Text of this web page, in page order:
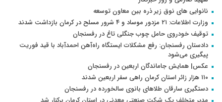
نانوایی های نوق زیر ذره بین معاون توسعه
وزارت اطلاعات: ۲۱ مزدور موساد و ۴ شرور مسلح در کرمان بازداشت شدند
توقیف خودروی حامل چوب جنگلی تاغ در رفسنجان
دادستان رفسنجان: رفع مشکلات ایستگاه راه‌آهن احمدآباد با قید فوریت
پیگیری می‌شود
عکس| همایش جاماندگان اربعین در رفسنجان
۱۱۰ هزار زائر استان کرمان راهی سفر اربعین شدند
دستگیری سارقان طلاهای بانوی سالخورده در رفسنجان